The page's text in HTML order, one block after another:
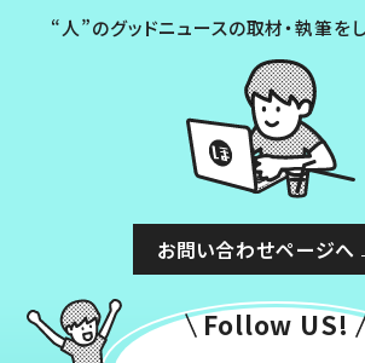
“人”のグッドニュースの取材・執筆を
お問い合わせページへ
Follow US!